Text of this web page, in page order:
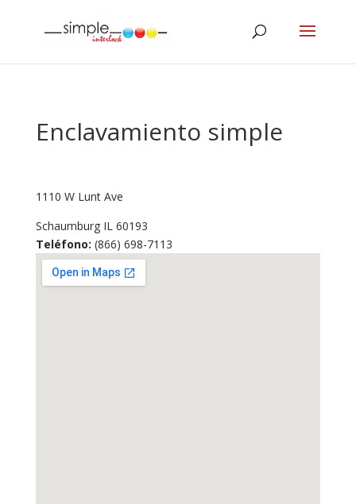
Enclavamiento simple
1110 W Lunt Ave
Schaumburg IL 60193
Teléfono: (866) 698-7113